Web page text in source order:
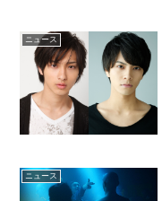
ニュース
ニュース